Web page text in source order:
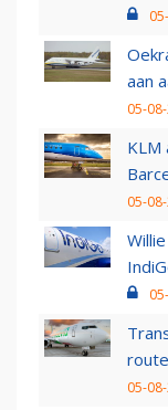
aan
05-
KLM
05-
05-